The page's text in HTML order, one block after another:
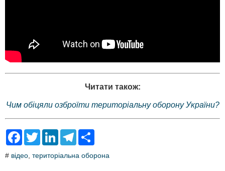
Читати також:
Чим обіцяли озброїти територіальну оборону України?
F
e
T
t
L
k
T
e
r
# відео територіальна оборона